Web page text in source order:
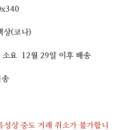
상(코나)
요 12월 29일 이후 배송
성상 중도 거래 취소가 불가합니